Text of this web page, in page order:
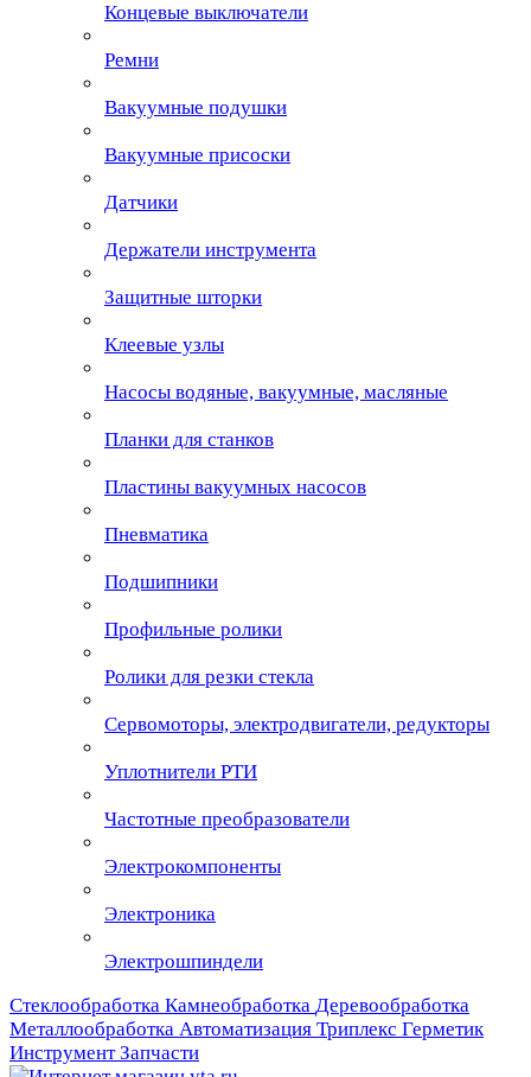
Концевые выключатели
Ремни
Вакуумные подушки
Вакуумные присоски
Датчики
Держатели инструмента
Защитные шторки
Клеевые узлы
Насосы водяные, вакуумные, масляные
Планки для станков
Пластины вакуумных насосов
Пневматика
Подшипники
Профильные ролики
Ролики для резки стекла
Сервомоторы, электродвигатели, редукторы
Уплотнители РТИ
Частотные преобразователи
Электрокомпоненты
Электроника
Электрошпиндели
Стеклообработка Камнеобработка Деревообработка
Металлообработка Автоматизация Триплекс Герметик
Инструмент Запчасти